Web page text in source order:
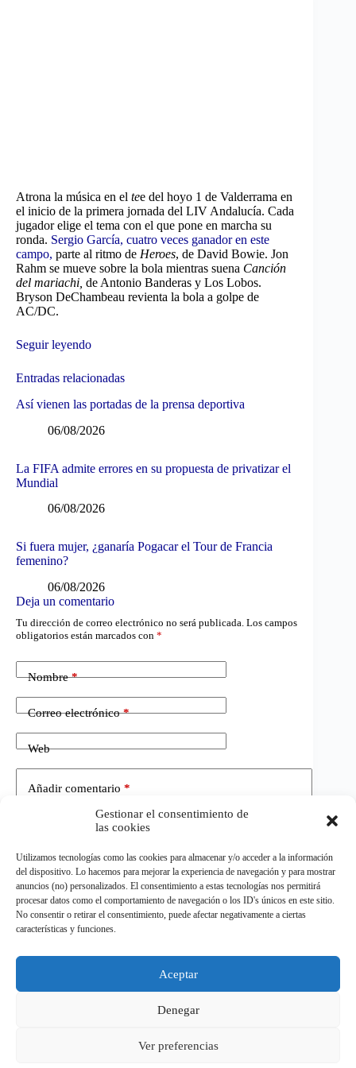
Gestionar el consentimiento de
las cookies
Utilizamos tecnologías como las cookies para almacenar y/o acceder a la información
del dispositivo. Lo hacemos para mejorar la experiencia de navegación y para mostrar
anuncios (no) personalizados. El consentimiento a estas tecnologías nos permitirá
procesar datos como el comportamiento de navegación o los ID's únicos en este sitio.
No consentir o retirar el consentimiento, puede afectar negativamente a ciertas
características y funciones.
Aceptar
Denegar
Ver preferencias
Atrona la música en el tee del hoyo 1 de Valderrama en
el inicio de la primera jornada del LIV Andalucía. Cada
jugador elige el tema con el que pone en marcha su
ronda. Sergio García, cuatro veces ganador en este
campo, parte al ritmo de Heroes, de David Bowie. Jon
Rahm se mueve sobre la bola mientras suena Canción
del mariachi, de Antonio Banderas y Los Lobos.
Bryson DeChambeau revienta la bola a golpe de
AC/DC.
Seguir leyendo
Entradas relacionadas
Así vienen las portadas de la prensa deportiva
06/08/2026
La FIFA admite errores en su propuesta de privatizar el
Mundial
06/08/2026
Si fuera mujer, ¿ganaría Pogacar el Tour de Francia
femenino?
06/08/2026
Deja un comentario
Tu dirección de correo electrónico no será publicada. Los campos
obligatorios están marcados con *
Nombre*
Correo electrónico*
Web
Añadir comentario *
Publicar el comentario
Todos los derechos reservados.